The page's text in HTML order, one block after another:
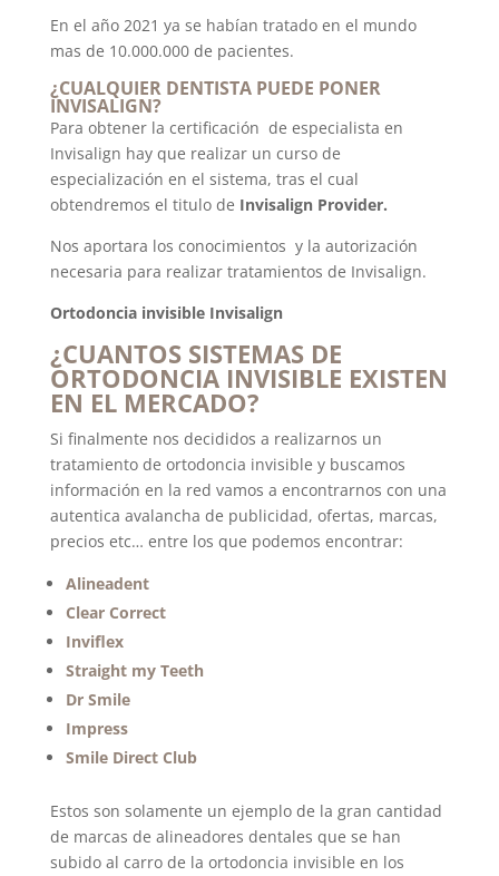
En el año 2021 ya se habían tratado en el mundo
mas de 10.000.000 de pacientes.
¿CUALQUIER DENTISTA PUEDE PONER
INVISALIGN?
Para obtener la certificación de especialista en
Invisalign hay que realizar un curso de
especialización en el sistema, tras el cual
obtendremos el titulo de Invisalign Provider.
Nos aportara los conocimientos y la autorización
necesaria para realizar tratamientos de Invisalign.
Ortodoncia invisible Invisalign
¿CUANTOS SISTEMAS DE
ORTODONCIA INVISIBLE EXISTEN
EN EL MERCADO?
Si finalmente nos decididos a realizarnos un
tratamiento de ortodoncia invisible y buscamos
información en la red vamos a encontrarnos con una
autentica avalancha de publicidad, ofertas, marcas,
precios etc… entre los que podemos encontrar:
Alineadent
Clear Correct
Inviflex
Straight my Teeth
Dr Smile
Impress
Smile Direct Club
Estos son solamente un ejemplo de la gran cantidad
de marcas de alineadores dentales que se han
subido al carro de la ortodoncia invisible en los